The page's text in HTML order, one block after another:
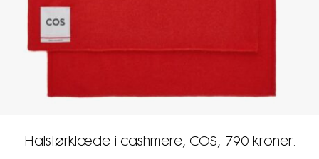
Halstørklæde i cashmere, COS, 790 kroner.